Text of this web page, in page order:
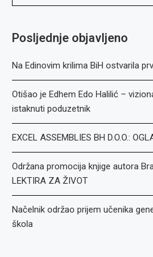
Posljednje objavljeno
Na Edinovim krilima BiH ostvarila
Otišao je Edhem Edo Halilić –
istaknuti poduzetnik
EXCEL ASSEMBLIES BH D.O.O.:
Održana promocija knjige autora
LEKTIRA ZA ŽIVOT
Načelnik održao prijem učenika
škola